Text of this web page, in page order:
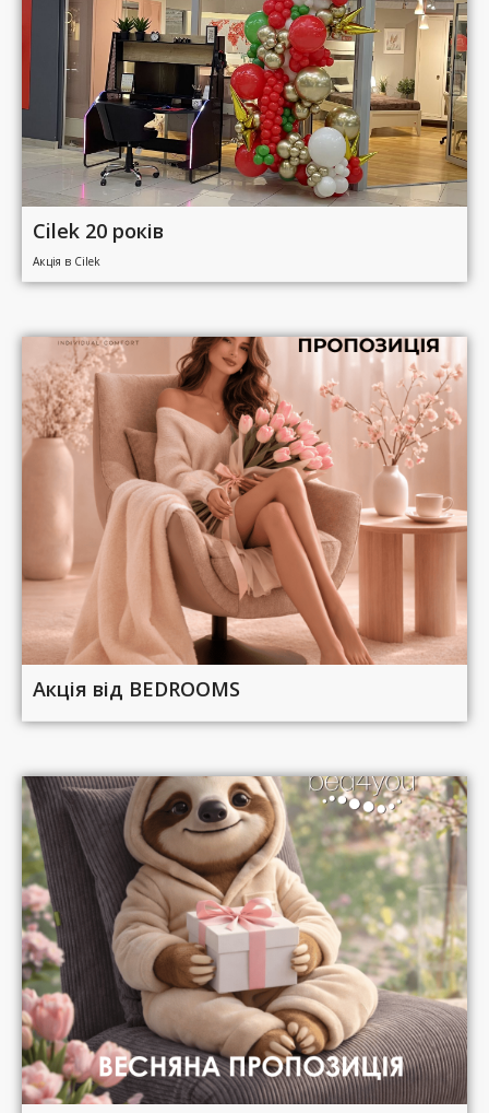
Cilek 20 років
Акція в Cilek
Акція від BEDROOMS